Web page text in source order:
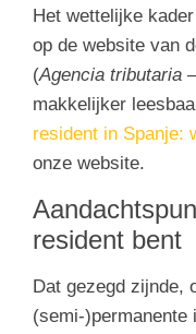
Het wettelijke
op de website van
(Agencia tributaria
makkelijker
resident in Spanje:
onze website.
resident bent
Dat gezegd zijnde,
(semi-)permanente